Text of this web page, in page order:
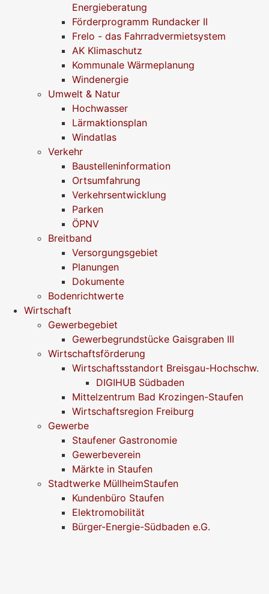
Energieberatung
Förderprogramm Rundacker II
Frelo - das Fahrradvermietsystem
AK Klimaschutz
Kommunale Wärmeplanung
Windenergie
Umwelt & Natur
Hochwasser
Lärmaktionsplan
Windatlas
Verkehr
Baustelleninformation
Ortsumfahrung
Verkehrsentwicklung
Parken
ÖPNV
Breitband
Versorgungsgebiet
Planungen
Dokumente
Bodenrichtwerte
Wirtschaft
Gewerbegebiet
Gewerbegrundstücke Gaisgraben III
Wirtschaftsförderung
Wirtschaftsstandort Breisgau-Hochschw.
DIGIHUB Südbaden
Mittelzentrum Bad Krozingen-Staufen
Wirtschaftsregion Freiburg
Gewerbe
Staufener Gastronomie
Gewerbeverein
Märkte in Staufen
Stadtwerke MüllheimStaufen
Kundenbüro Staufen
Elektromobilität
Bürger-Energie-Südbaden e.G.